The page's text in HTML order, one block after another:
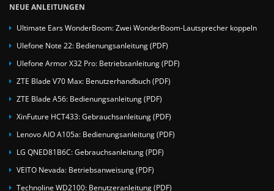
NEUE ANLEITUNGEN
Ultimate Ears WonderBoom: Zwei WonderBoom-Lautsprecher koppeln
Ulefone Note 22: Bedienungsanleitung (PDF)
Ulefone Armor X32 Pro: Betriebsanleitung (PDF)
ZTE Blade V70 Max: Benutzerhandbuch (PDF)
ZTE Blade A56: Bedienungsanleitung (PDF)
XinFuture HCT433: Gebrauchsanleitung (PDF)
Lenovo AIO A105a: Bedienungsanleitung (PDF)
LG QNED81B6C: Gebrauchsanleitung (PDF)
VEITO Nevada: Betriebsanweisung (PDF)
Technoline WD2100: Benutzeranleitung (PDF)